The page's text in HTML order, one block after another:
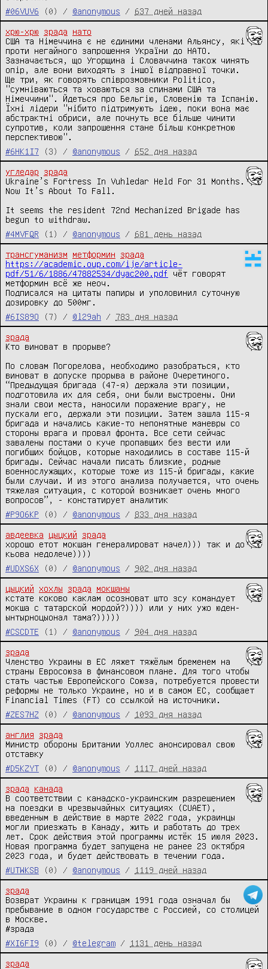
#06VUV6
(0) / @anonymous / 637 дней назад
хрю-хрю зрада
нато
США та Німеччина є не єдиними членами Альянсу, які
проти негайного запрошення України до НАТО.
Зазначається, що Угорщина і Словаччина також чинять
опір, але вони виходять з іншої відправної точки.
Ще три, як говорять співрозмовники Politico,
"сумніваються та ховаються за спинами США та
Німеччини". Йдеться про Бельгію, Словенію та Іспанію.
Їхні лідери "нібито підтримують ідею, поки вона має
абстрактні обриси, але почнуть все більше чинити
супротив, коли запрошення стане більш конкретною
перспективою".
#6HK1I7
(3) / @anonymous / 652 дня назад
угледар
зрада
Ukraine’s Fortress In Vuhledar Held For 31 Months.
Now It’s About To Fall.
It seems the resident 72nd Mechanized Brigade has
begun to withdraw.
#4MVFQR
(1) / @anonymous / 681 день назад
трансгуманизм метформин
зрада
https://academic.oup.com/ije/article-
pdf/51/6/1886/47882534/dyac200.pdf
чёт говорят
метформин всё же неоч.
Подписался на цитаты папиры и уполовинил суточную
дозировку до 500мг.
#6IS89O
(7) / @l29ah / 783 дня назад
зрада
Кто виноват в прорыве?
По словам Погорелова, необходимо разобраться, кто
виноват в допуске прорыва в районе Очеретиного.
“Предыдущая бригада (47-я) держала эти позиции,
подготовила их для себя, они были выстроены. Они
знали свои места, наносили поражение врагу, не
пускали его, держали эти позиции. Затем зашла 115-я
бригада и начались какие-то непонятные маневры со
стороны врага и провал фронта. Все сети сейчас
завалены постами о куче пропавших без вести или
погибших бойцов, которые находились в составе 115-й
бригады. Сейчас начали писать близкие, родные
военнослужащих, которые тоже из 115-й бригады, какие
были случаи. И из этого анализа получается, что очень
тяжелая ситуация, с которой возникает очень много
вопросов”, - констатирует аналитик
#P9O6KP
(0) / @anonymous / 833 дня назад
авдеевка цыцкий
зрада
хорошо етот мокшан генералироват начел))) так и до
кьова недолече))))
#UDXS6X
(0) / @anonymous / 902 дня назад
цыцкий хохлы зрада
мокшаны
кстате коково каклам осозноват што зсу командует
мокша с татарской мордой?)))) или у них ужо юден-
ынтырноцыонал тама?)))))
#CSCDTE
(1) / @anonymous / 904 дня назад
зрада
Членство Украины в ЕС ляжет тяжёлым бременем на
страны Евросоюза в финансовом плане. Для того чтобы
стать частью Европейского Союза, потребуется провести
реформы не только Украине, но и в самом ЕС, сообщает
Financial Times (FT) со ссылкой на источники.
#ZES7HZ
(0) / @anonymous / 1093 дня назад
англия
зрада
Министр обороны Британии Уоллес анонсировал свою
отставку
#D5KZYT
(0) / @anonymous / 1117 дней назад
зрада
канада
В соответствии с канадско-украинским разрешением
на поездки в чрезвычайных ситуациях (CUAET),
введенным в действие в марте 2022 года, украинцы
могли приезжать в Канаду, жить и работать до трех
лет. Срок действия этой программы истёк 15 июля 2023.
Новая программа будет запущена не ранее 23 октября
2023 года, и будет действовать в течении года.
#UTWKSB
(0) / @anonymous / 1119 дней назад
зрада
Возврат Украины к границам 1991 года означал бы
пребывание в одном государстве с Россией, со столицей
в Москве.
#зрада
#XI6FI9
(0) / @telegram / 1131 день назад
зрада